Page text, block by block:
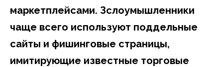
маркетплейсами. Зслоумышленники
чаще всего используют поддельные
сайты и фишинговые страницы,
имитирующие известные торговые